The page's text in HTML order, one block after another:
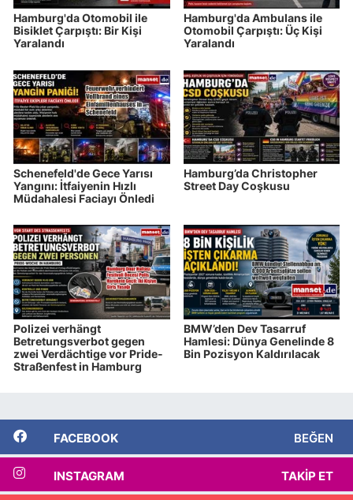
Hamburg'da Otomobil ile
Bisiklet Çarpıştı: Bir Kişi
Yaralandı
Hamburg'da Ambulans ile
Otomobil Çarpıştı: Üç Kişi
Yaralandı
Schenefeld'de Gece Yarısı
Yangını: İtfaiyenin Hızlı
Müdahalesi Faciayı Önledi
Hamburg’da Christopher
Street Day Coşkusu
Polizei verhängt
Betretungsverbot gegen
zwei Verdächtige vor Pride-
Straßenfest in Hamburg
BMW’den Dev Tasarruf
Hamlesi: Dünya Genelinde 8
Bin Pozisyon Kaldırılacak
FACEBOOK BEĞEN
INSTAGRAM TAKIP ET